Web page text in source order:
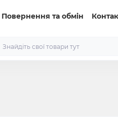
Повернення та обмін